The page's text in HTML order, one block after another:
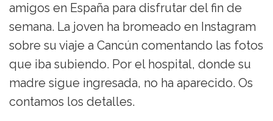
amigos en España para disfrutar del fin de
semana. La joven ha bromeado en Instagram
sobre su viaje a Cancún comentando las fotos
que iba subiendo. Por el hospital, donde su
madre sigue ingresada, no ha aparecido. Os
contamos los detalles.